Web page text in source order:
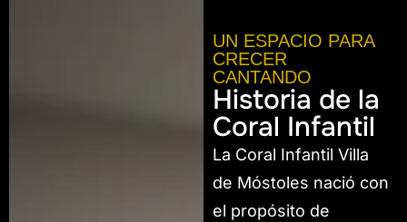
UN ESPACIO PARA
CRECER
CANTANDO
Historia de la
Coral Infantil
La Coral Infantil Villa
de Móstoles nació con
el propósito de